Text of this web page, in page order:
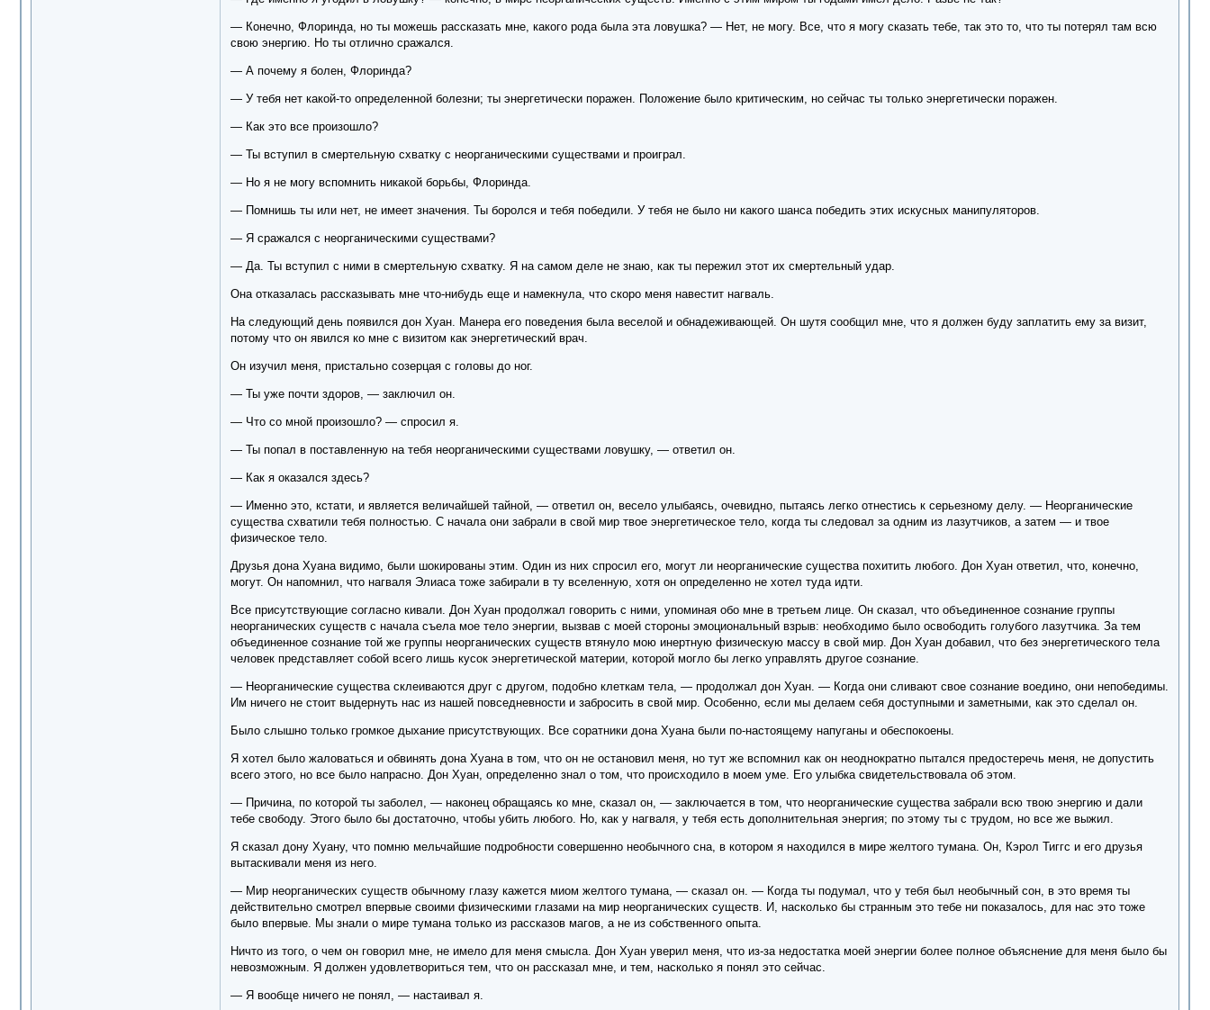
— Конечно, Флоринда, но ты можешь рассказать мне, какого рода была эта ловушка? — Нет, не могу. Все, что я могу сказать тебе, так это то, что ты потерял там всю
свою энергию. Но ты отлично сражался.
— А почему я болен, Флоринда?
— У тебя нет какой-то определенной болезни; ты энергетически поражен. Положение было критическим, но сейчас ты только энергетически поражен.
— Как это все произошло?
— Ты вступил в смертельную схватку с неорганическими существами и проиграл.
— Но я не могу вспомнить никакой борьбы, Флоринда.
— Помнишь ты или нет, не имеет значения. Ты боролся и тебя победили. У тебя не было ни какого шанса победить этих искусных манипуляторов.
— Я сражался с неорганическими существами?
— Да. Ты вступил с ними в смертельную схватку. Я на самом деле не знаю, как ты пережил этот их смертельный удар.
Она отказалась рассказывать мне что-нибудь еще и намекнула, что скоро меня навестит нагваль.
На следующий день появился дон Хуан. Манера его поведения была веселой и обнадеживающей. Он шутя сообщил мне, что я должен буду заплатить ему за визит,
потому что он явился ко мне с визитом как энергетический врач.
Он изучил меня, пристально созерцая с головы до ног.
— Ты уже почти здоров, — заключил он.
— Что со мной произошло? — спросил я.
— Ты попал в поставленную на тебя неорганическими существами ловушку, — ответил он.
— Как я оказался здесь?
— Именно это, кстати, и является величайшей тайной, — ответил он, весело улыбаясь, очевидно, пытаясь легко отнестись к серьезному делу. — Неорганические
существа схватили тебя полностью. С начала они забрали в свой мир твое энергетическое тело, когда ты следовал за одним из лазутчиков, а затем — и твое
физическое тело.
Друзья дона Хуана видимо, были шокированы этим. Один из них спросил его, могут ли неорганические существа похитить любого. Дон Хуан ответил, что, конечно,
могут. Он напомнил, что нагваля Элиаса тоже забирали в ту вселенную, хотя он определенно не хотел туда идти.
Все присутствующие согласно кивали. Дон Хуан продолжал говорить с ними, упоминая обо мне в третьем лице. Он сказал, что объединенное сознание группы
неорганических существ с начала съела мое тело энергии, вызвав с моей стороны эмоциональный взрыв: необходимо было освободить голубого лазутчика. За тем
объединенное сознание той же группы неорганических существ втянуло мою инертную физическую массу в свой мир. Дон Хуан добавил, что без энергетического тела
человек представляет собой всего лишь кусок энергетической материи, которой могло бы легко управлять другое сознание.
— Неорганические существа склеиваются друг с другом, подобно клеткам тела, — продолжал дон Хуан. — Когда они сливают свое сознание воедино, они непобедимы.
Им ничего не стоит выдернуть нас из нашей повседневности и забросить в свой мир. Особенно, если мы делаем себя доступными и заметными, как это сделал он.
Было слышно только громкое дыхание присутствующих. Все соратники дона Хуана были по-настоящему напуганы и обеспокоены.
Я хотел было жаловаться и обвинять дона Хуана в том, что он не остановил меня, но тут же вспомнил как он неоднократно пытался предостеречь меня, не допустить
всего этого, но все было напрасно. Дон Хуан, определенно знал о том, что происходило в моем уме. Его улыбка свидетельствовала об этом.
— Причина, по которой ты заболел, — наконец обращаясь ко мне, сказал он, — заключается в том, что неорганические существа забрали всю твою энергию и дали
тебе свободу. Этого было бы достаточно, чтобы убить любого. Но, как у нагваля, у тебя есть дополнительная энергия; по этому ты с трудом, но все же выжил.
Я сказал дону Хуану, что помню мельчайшие подробности совершенно необычного сна, в котором я находился в мире желтого тумана. Он, Кэрол Тиггс и его друзья
вытаскивали меня из него.
— Мир неорганических существ обычному глазу кажется миом желтого тумана, — сказал он. — Когда ты подумал, что у тебя был необычный сон, в это время ты
действительно смотрел впервые своими физическими глазами на мир неорганических существ. И, насколько бы странным это тебе ни показалось, для нас это тоже
было впервые. Мы знали о мире тумана только из рассказов магов, а не из собственного опыта.
Ничто из того, о чем он говорил мне, не имело для меня смысла. Дон Хуан уверил меня, что из-за недостатка моей энергии более полное объяснение для меня было бы
невозможным. Я должен удовлетвориться тем, что он рассказал мне, и тем, насколько я понял это сейчас.
— Я вообще ничего не понял, — настаивал я.